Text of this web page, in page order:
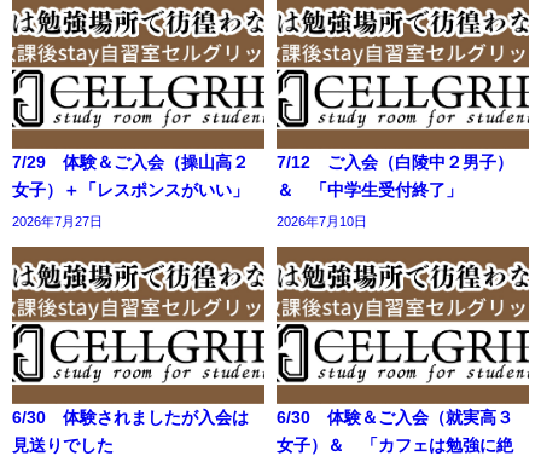
7/29 体験＆ご入会（操山高２
女子）＋「レスポンスがいい」
2026年7月27日
7/12 ご入会（白陵中２男子）
＆ 「中学生受付終了」
2026年7月10日
6/30 体験されましたが入会は
見送りでした
6/30 体験＆ご入会（就実高３
女子）＆ 「カフェは勉強に絶